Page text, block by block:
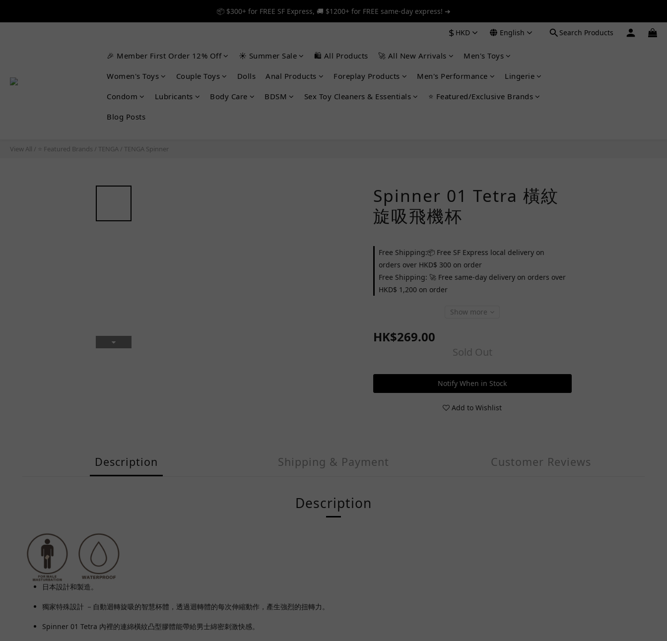
📦 $300+ for FREE SF Express, 🚚 $1200+ for FREE same-day express! ➔
📦 $300+ for FREE SF Express, 🚚 $1200+ for FREE same-day express! ➔
📦 $300+ for FREE SF Express, 🚚 $1200+ for FREE same-day express! ➔
$ HKD English Search Products
🎉 Member First Order 12% Off ☀️ Summer Sale 🛍️ All Products 🚀 All New Arrivals Men's Toys
Women's Toys Couple Toys Dolls Anal Products Foreplay Products Men's Performance Lingerie
Condom Lubricants Body Care BDSM Sex Toy Cleaners & Essentials ⭐ Featured/Exclusive Brands
Blog Posts
View All / ⭐ Featured Brands / TENGA / TENGA Spinner
Spinner 01 Tetra 橫紋
旋吸飛機杯
Free Shipping:📦 Free SF Express local delivery on
orders over HKD$ 300 on order
Free Shipping: 🚀 Free same-day delivery on orders over
HKD$ 1,200 on order
Show more
HK$269.00
Sold Out
Notify When in Stock
Add to Wishlist
Description Shipping & Payment Customer Reviews
Description
日本設計和製造。
獨家特殊設計 －自動迴轉旋吸的智慧杯體，透過迴轉體的每次伸縮動作，產生強烈的扭轉力。
Spinner 01 Tetra 內裡的連綿橫紋凸型膠體能帶給男士綿密刺激快感。